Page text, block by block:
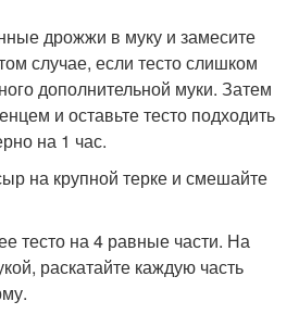
дрожжи в муку и замесите
случае, если тесто слишком
дополнительной муки. Затем
и оставьте тесто подходить
на 1 час.
на крупной терке и смешайте
тесто на 4 равные части. На
раскатайте каждую часть